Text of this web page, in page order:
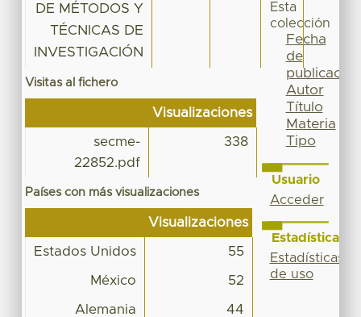
DE MÉTODOS Y
TÉCNICAS DE
INVESTIGACIÓN
Visitas al fichero
Visualizaciones
secme-
22852.pdf
338
Países con más visualizaciones
Visualizaciones
Estados Unidos 55
México 52
Alemania 44
Esta
colección
Fecha
de
publicación
Autor
Título
Materia
Tipo
Usuario
Acceder
Estadísticas
Estadísticas
de uso